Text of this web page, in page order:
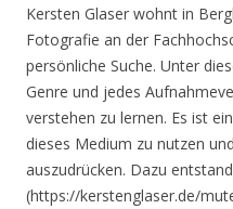
Kersten Glaser wohnt in
Fotografie an der
persönliche Suche. Unter
Genre und jedes
verstehen zu lernen. Es ist
dieses Medium zu nutzen
auszudrücken. Dazu
(https://kerstenglaser.de/